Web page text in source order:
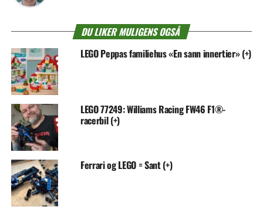
DU LIKER MULIGENS OGSÅ
LEGO Peppas familiehus «En sann innertier» (+)
LEGO 77249: Williams Racing FW46 F1®-
racerbil (+)
Ferrari og LEGO = Sant (+)